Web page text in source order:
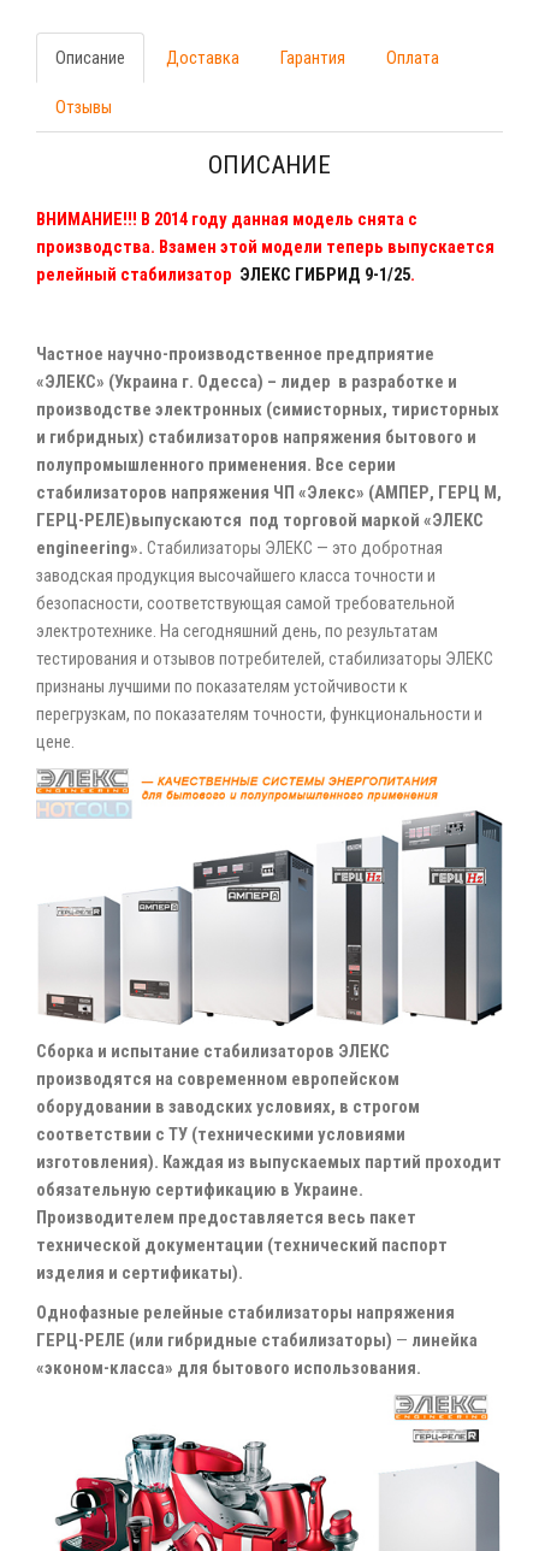
Описание Доставка Гарантия Оплата
Отзывы
ОПИСАНИЕ
ВНИМАНИЕ!!! В 2014 году данная модель снята с
производства. Взамен этой модели теперь выпускается
релейный стабилизатор ЭЛЕКС ГИБРИД 9-1/25.
Частное научно-производственное предприятие
«ЭЛЕКС» (Украина г. Одесса) – лидер в разработке и
производстве электронных (симисторных, тиристорных
и гибридных) стабилизаторов напряжения бытового и
полупромышленного применения. Все серии
стабилизаторов напряжения ЧП «Элекс» (АМПЕР, ГЕРЦ М,
ГЕРЦ-РЕЛЕ)выпускаются под торговой маркой «ЭЛЕКС
engineering». Стабилизаторы ЭЛЕКС — это добротная
заводская продукция высочайшего класса точности и
безопасности, соответствующая самой требовательной
электротехнике. На сегодняшний день, по результатам
тестирования и отзывов потребителей, стабилизаторы ЭЛЕКС
признаны лучшими по показателям устойчивости к
перегрузкам, по показателям точности, функциональности и
цене.
Сборка и испытание стабилизаторов ЭЛЕКС
производятся на современном европейском
оборудовании в заводских условиях, в строгом
соответствии с ТУ (техническими условиями
изготовления). Каждая из выпускаемых партий проходит
обязательную сертификацию в Украине.
Производителем предоставляется весь пакет
технической документации (технический паспорт
изделия и сертификаты).
Однофазные релейные стабилизаторы напряжения
ГЕРЦ-РЕЛЕ (или гибридные стабилизаторы) — линейка
«эконом-класса» для бытового использования.